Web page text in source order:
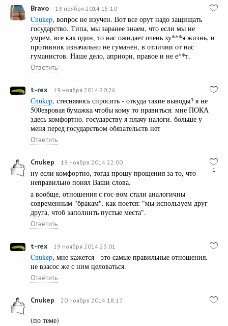
Bravo 19 ноября 2014 15:10
Cnukep, вопрос не изучен. Вот все орут надо защищать
государство. Типа, мы заранее знаем, что если мы не
умрем, все как один, то нас ожидает очень ху***я жизнь, и
противник изначально не гуманен, в отличии от нас
гуманистов. Наше дело, априори, правое и не е**т.
Ответить
t-rex 19 ноября 2014 20:26
Cnukep, стесняяюсь спросить - откуда такие выводы? я не
500евровая бумажка чтобы кому то нравиться. мне ПОКА
здесь комфортно. государству я плачу налоги. больше у
меня перед государством обязательств нет
Ответить
1
Cnukep 19 ноября 2014 22:00
ну если комфортно, тогда прошу прощения за то, что
неправильно понял Ваши слова.
а вообще, отношения с гос-вом стали аналогичны
современным "бракам". как поется: "мы используем друг
друга, чтоб заполнить пустые места".
Ответить
t-rex 19 ноября 2014 23:01
Cnukep, мне кажется - это самые правильные отношения.
не взасос же с ним целоваться.
Ответить
Cnukep 20 ноября 2014 18:17
(по теме)